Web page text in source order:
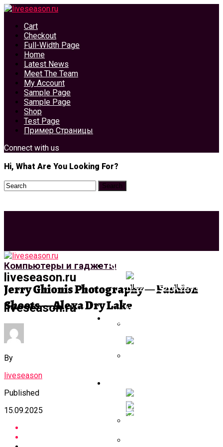
Cart
Checkout
Full-Width Page
Home
Latest News
Meet The Team
My Account
Sample Page
Sample Page
Shop
Test Page
Пример Страницы
Connect with us
Hi, What Are You Looking For?
liveseason.ru
liveseason.ru
Архитектура И
Ремонт
Террасы + Фото
Компьютеры и гаджеты
Jerry Ghionis Photography — Fashion
Shoots — Alexa Dry Lake
By
liveseason
Published
15.09.2025